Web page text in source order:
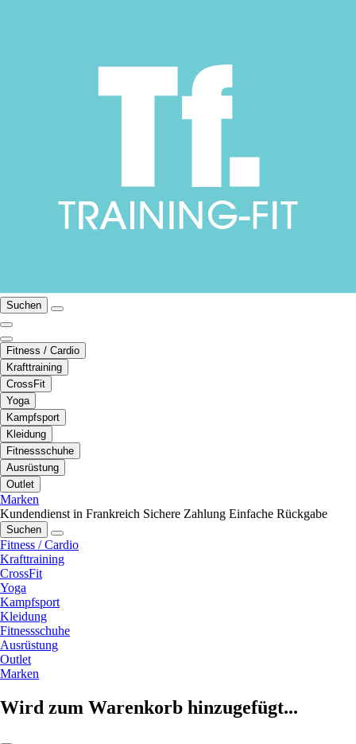
Suchen
Fitness / Cardio
Krafttraining
CrossFit
Yoga
Kampfsport
Kleidung
Fitnessschuhe
Ausrüstung
Outlet
Marken
Kundendienst in Frankreich Sichere Zahlung Einfache Rückgabe
Suchen
Fitness / Cardio
Krafttraining
CrossFit
Yoga
Kampfsport
Kleidung
Fitnessschuhe
Ausrüstung
Outlet
Marken
Wird zum Warenkorb hinzugefügt...